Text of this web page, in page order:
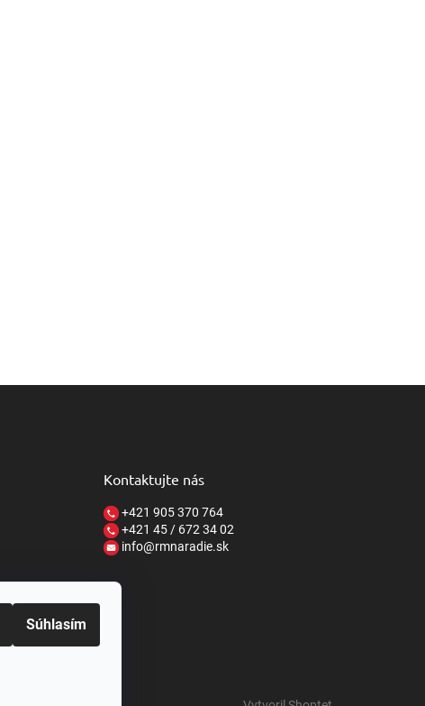
Súhlasím
Kontaktujte nás
+421 905 370 764
+421 45 / 672 34 02
info@rmnaradie.sk